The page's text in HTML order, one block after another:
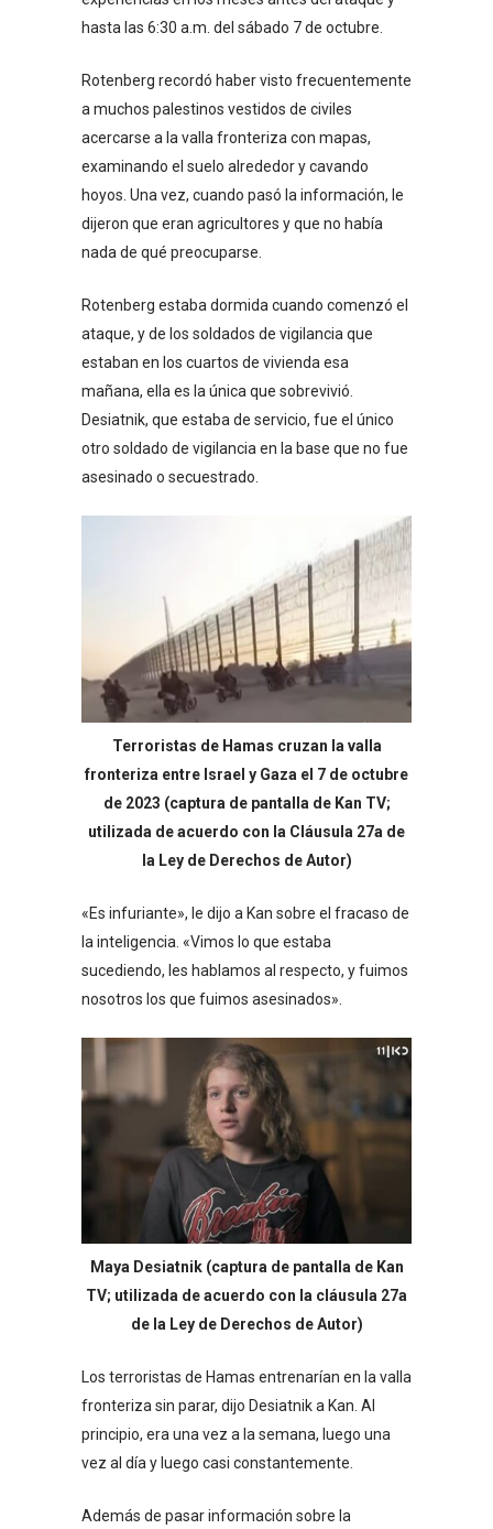
hasta las 6:30 a.m. del sábado 7 de octubre.
Rotenberg recordó haber visto frecuentemente
a muchos palestinos vestidos de civiles
acercarse a la valla fronteriza con mapas,
examinando el suelo alrededor y cavando
hoyos. Una vez, cuando pasó la información, le
dijeron que eran agricultores y que no había
nada de qué preocuparse.
Rotenberg estaba dormida cuando comenzó el
ataque, y de los soldados de vigilancia que
estaban en los cuartos de vivienda esa
mañana, ella es la única que sobrevivió.
Desiatnik, que estaba de servicio, fue el único
otro soldado de vigilancia en la base que no fue
asesinado o secuestrado.
Terroristas de Hamas cruzan la valla
fronteriza entre Israel y Gaza el 7 de octubre
de 2023 (captura de pantalla de Kan TV;
utilizada de acuerdo con la Cláusula 27a de
la Ley de Derechos de Autor)
«Es infuriante», le dijo a Kan sobre el fracaso de
la inteligencia. «Vimos lo que estaba
sucediendo, les hablamos al respecto, y fuimos
nosotros los que fuimos asesinados».
Maya Desiatnik (captura de pantalla de Kan
TV; utilizada de acuerdo con la cláusula 27a
de la Ley de Derechos de Autor)
Los terroristas de Hamas entrenarían en la valla
fronteriza sin parar, dijo Desiatnik a Kan. Al
principio, era una vez a la semana, luego una
vez al día y luego casi constantemente.
Además de pasar información sobre la